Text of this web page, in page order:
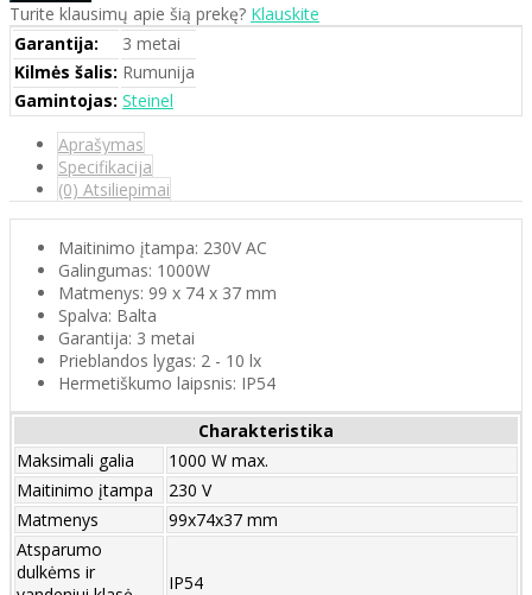
Turite klausimų apie šią prekę? Klauskite
Garantija:
3 metai
Kilmės šalis: Rumunija
Gamintojas: Steinel
Aprašymas
Specifikacija
(0) Atsiliepimai
Maitinimo įtampa: 230V AC
Galingumas: 1000W
Matmenys: 99 x 74 x 37 mm
Spalva: Balta
Garantija: 3 metai
Prieblandos lygas: 2 - 10 lx
Hermetiškumo laipsnis: IP54
Charakteristika
Maksimali galia
1000 W max.
Maitinimo įtampa
230 V
Matmenys
99x74x37 mm
Atsparumo
dulkėms ir
IP54